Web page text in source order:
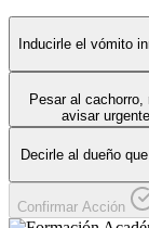
Inducirle el vómito
Pesar al
avisar
Decirle al dueño
Confirmar Acción